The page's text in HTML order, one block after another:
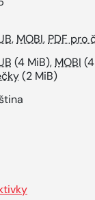
,MOBI,PDF pro
(4 MiB),MOBI
(2 MiB)